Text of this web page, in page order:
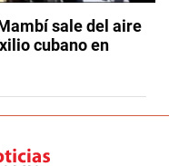
sale del aire
cubano en